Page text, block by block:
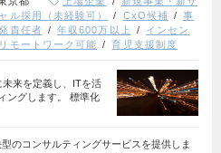
ル採用（未経験可） CxO候補
事
責任者 年収600万以上
インセン
リモートワーク可能 育児支援制度
来を定義し、ITを活
ングします。 標準化
のコンサルティングサービスを提供しま